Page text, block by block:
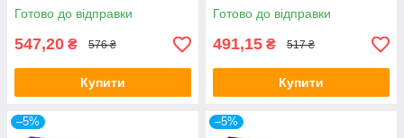
Готово до відправки
547,20 ₴ 576 ₴
Купити
Готово до відправки
491,15 ₴ 517 ₴
Купити
–5% –5%